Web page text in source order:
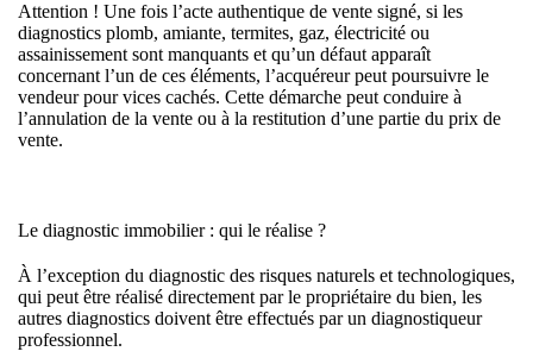
Attention ! Une fois l’acte authentique de vente signé, si les
diagnostics plomb, amiante, termites, gaz, électricité ou
assainissement sont manquants et qu’un défaut apparaît
concernant l’un de ces éléments, l’acquéreur peut poursuivre le
vendeur pour vices cachés. Cette démarche peut conduire à
l’annulation de la vente ou à la restitution d’une partie du prix de
vente.
Le diagnostic immobilier : qui le réalise ?
À l’exception du diagnostic des risques naturels et technologiques,
qui peut être réalisé directement par le propriétaire du bien, les
autres diagnostics doivent être effectués par un diagnostiqueur
professionnel.